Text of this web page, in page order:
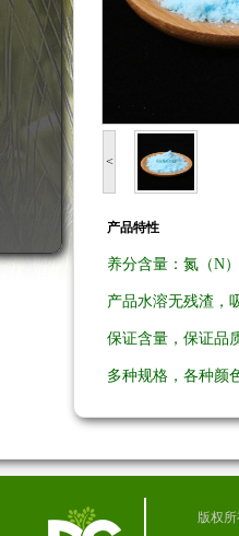
<
产品特性
养分含量：氮（N
产品水溶无残渣，
保证含量，保证品
多种规格，各种颜
版权